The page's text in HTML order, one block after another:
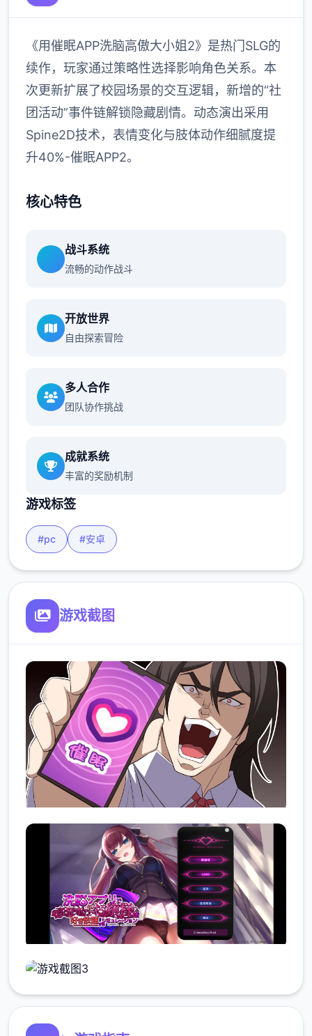
《用催眠APP洗脑高傲大小姐2》是热门SLG的
续作，玩家通过策略性选择影响角色关系。本
次更新扩展了校园场景的交互逻辑，新增的“社
团活动”事件链解锁隐藏剧情。动态演出采用
Spine2D技术，表情变化与肢体动作细腻度提
升40%-催眠APP2。
核心特色
战斗系统
流畅的动作战斗
开放世界
自由探索冒险
多人合作
团队协作挑战
成就系统
丰富的奖励机制
游戏标签
#pc #安卓
游戏截图